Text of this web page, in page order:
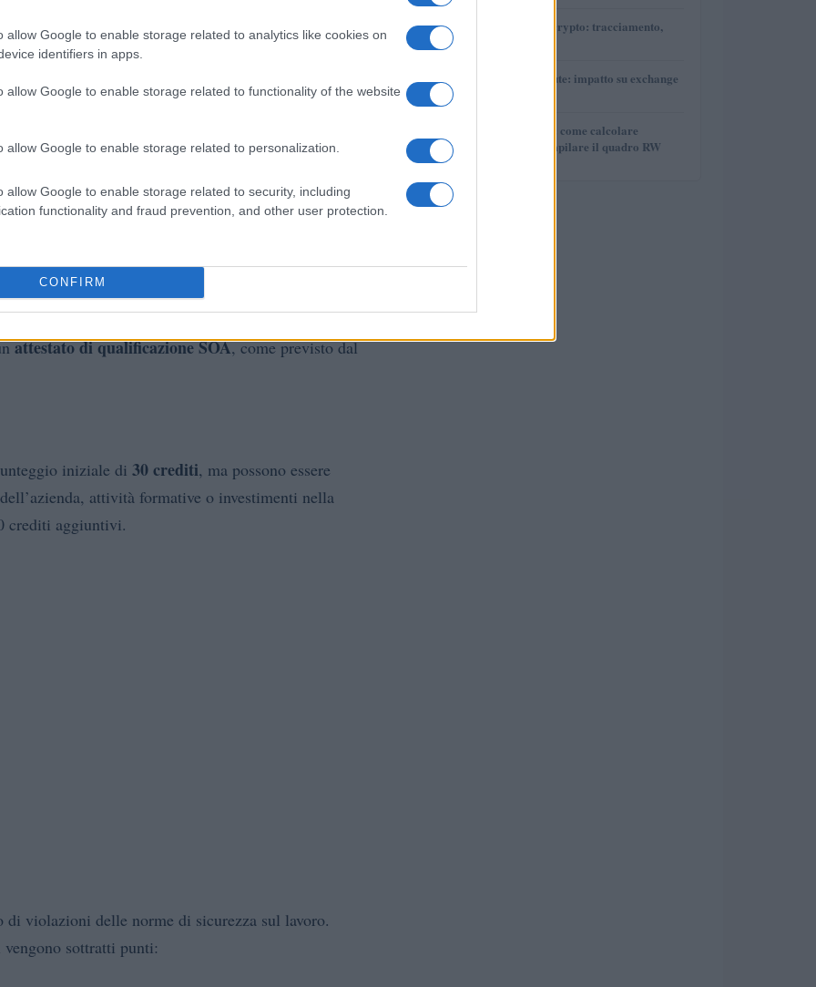
allow Google to enable storage related to analytics like cookies on
identifiers in apps.
allow Google to enable storage related to functionality of the website
allow Google to enable storage related to personalization.
allow Google to enable storage related to security, including
functionality and fraud prevention, and other user protection.
CONFIRM
e i lavoratori autonomiche operano nei cantieri
PNRR 2024. Sono esenti dal dovere di ottenere la
attestato di qualificazione SOA, come previsto dal
iniziale di 30 crediti, ma possono essere
attività formative o investimenti nella
crediti aggiuntivi.
di violazioni delle norme di sicurezza sul lavoro.
sottratti punti:
3
Guida DAC8 per crypto: tracciamento,
4
DAC8 e criptovalute: impatto su exchange
5
Tasse sulle cripto: come calcolare
plusvalenze e compilare il quadro RW